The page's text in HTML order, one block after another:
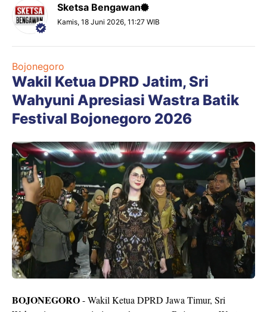
Sketsa Bengawan
Kamis, 18 Juni 2026, 11:27 WIB
Bojonegoro
Wakil Ketua DPRD Jatim, Sri
Wahyuni Apresiasi Wastra Batik
Festival Bojonegoro 2026
BOJONEGORO- Wakil Ketua DPRD Jawa Timur, Sri